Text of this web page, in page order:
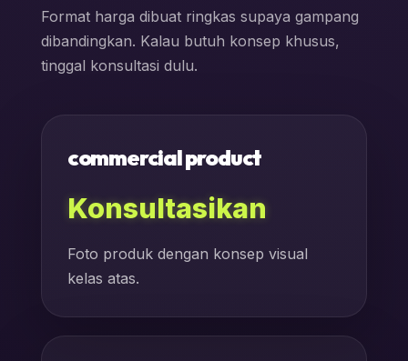
Format harga dibuat ringkas supaya gampang
dibandingkan. Kalau butuh konsep khusus,
tinggal konsultasi dulu.
commercial product
Konsultasikan
Foto produk dengan konsep visual
kelas atas.